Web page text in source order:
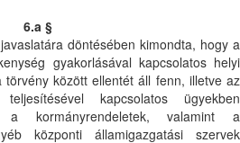
6.a §
döntésében kimondta, hogy a
gyakorlásával kapcsolatos helyi
között ellentét áll fenn, illetve az
kapcsolatos ügyekben
kormányrendeletek, valamint a
központi államigazgatási szervek